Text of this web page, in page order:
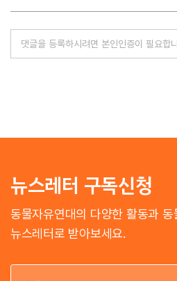
뉴스레터 구독신청
동물자유연대의 다양한 활동과 동
뉴스레터로 받아보세요.